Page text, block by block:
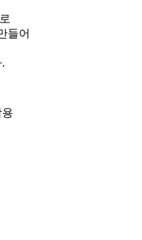
들어